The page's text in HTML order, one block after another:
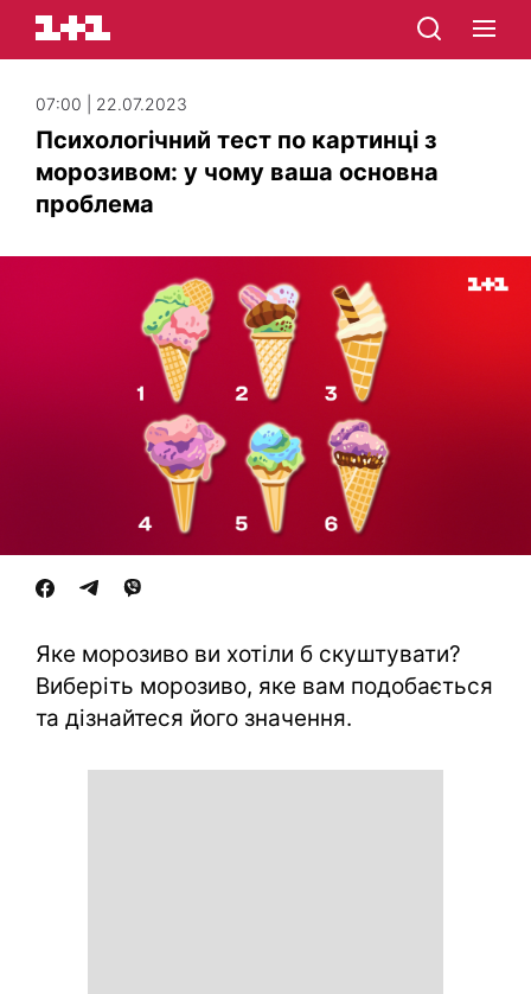
07:00 | 22.07.2023
Психологічний тест по картинці з
морозивом: у чому ваша основна
проблема
Яке морозиво ви хотіли б скуштувати?
Виберіть морозиво, яке вам подобається
та дізнайтеся його значення.